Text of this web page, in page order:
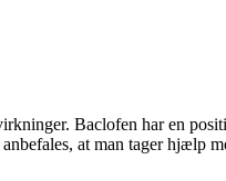
Baclofen har en
at man tager hjælp